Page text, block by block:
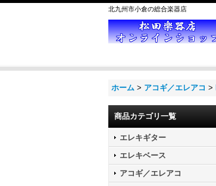
北九州市小倉の総合楽器店
ホーム > アコギ／エレアコ >
商品カテゴリ一覧
エレキギター
エレキベース
アコギ／エレアコ